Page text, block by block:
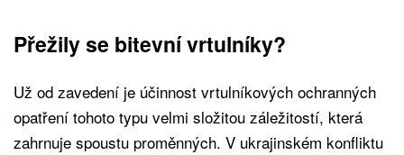
Přežily se bitevní vrtulníky?
Už od zavedení je účinnost vrtulníkových ochranných
opatření tohoto typu velmi složitou záležitostí, která
zahrnuje spoustu proměnných. V ukrajinském konfliktu